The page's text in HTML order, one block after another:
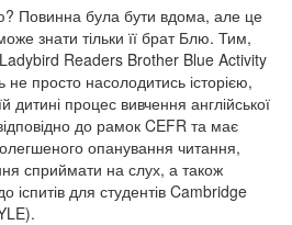
Повинна була бути вдома, але це
знати тільки її брат Блю. Тим,
Readers Brother Blue Activity
просто насолодитись історією,
дитині процес вивчення англійської
до рамок CEFR та має
опанування читання,
сприймати на слух, а також
іспитів для студентів Cambridge